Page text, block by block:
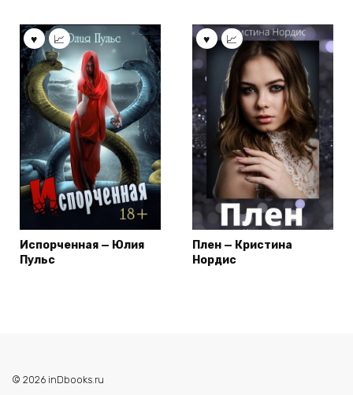
Испорченная — Юлия
Пульс
Плен — Кристина
Нордис
© 2026 inDbooks.ru